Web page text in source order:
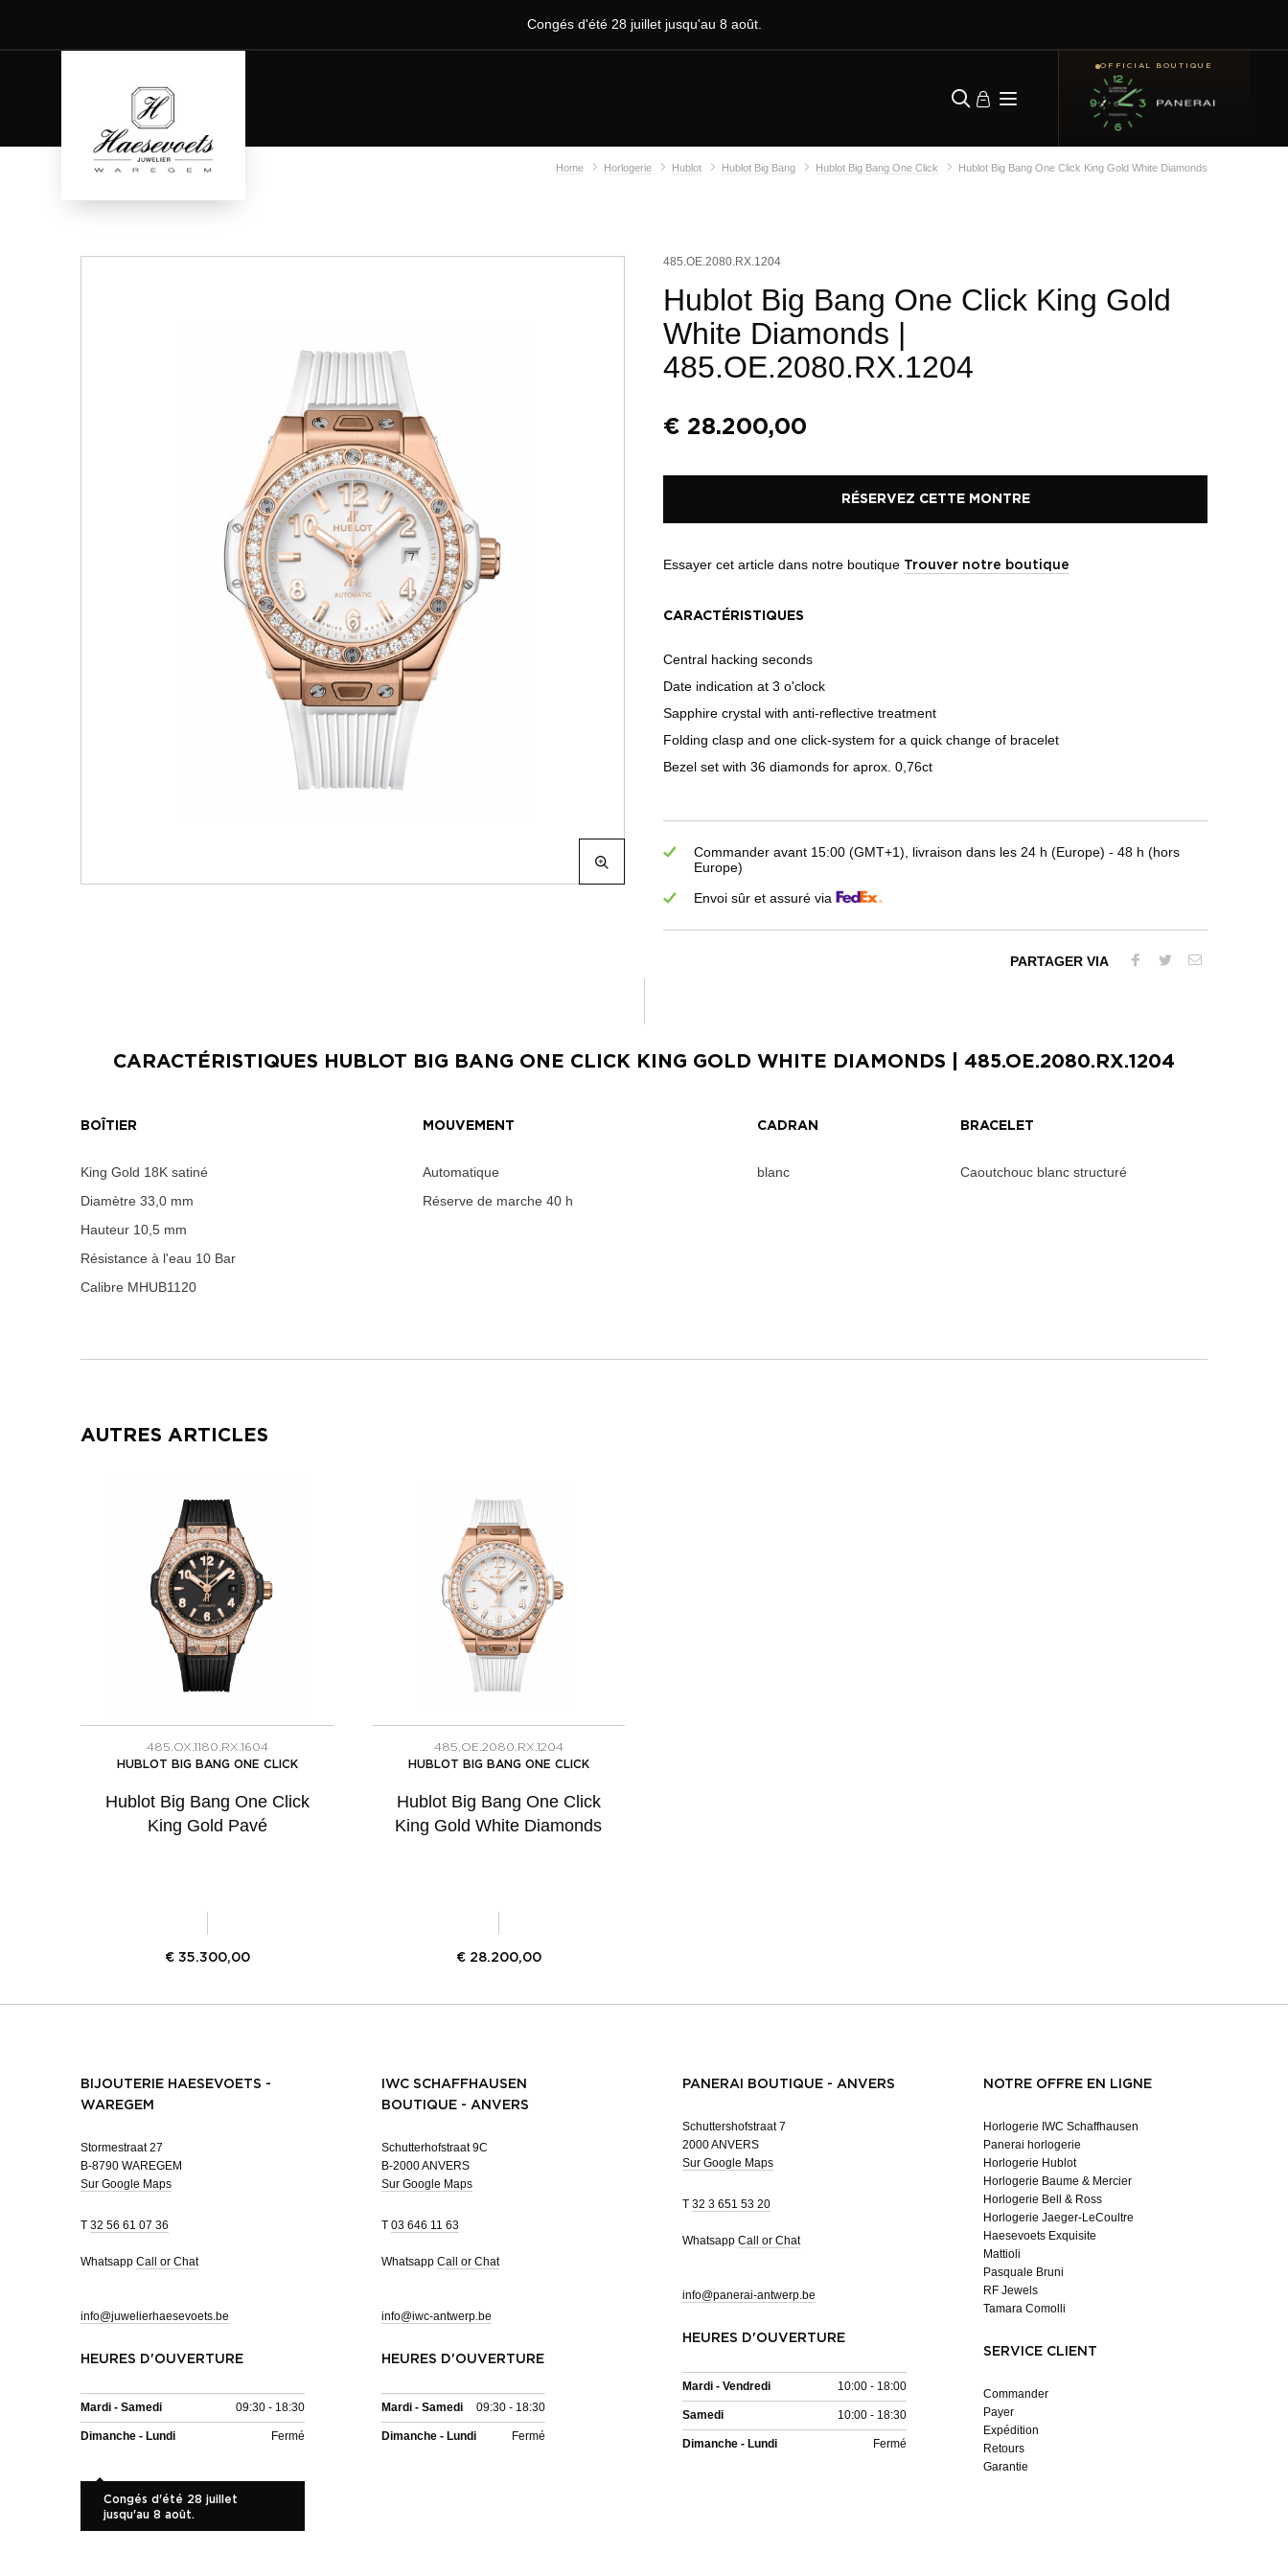
Congés d'été 28 juillet jusqu'au 8 août.
OFFICIAL BOUTIQUE
Home Horlogerie Hublot Hublot Big Bang Hublot Big Bang One Click Hublot Big Bang One Click King Gold White Diamonds
485.OE.2080.RX.1204
Hublot Big Bang One Click King Gold
White Diamonds |
485.OE.2080.RX.1204
€ 28.200,00
RÉSERVEZ CETTE MONTRE
Essayer cet article dans notre boutique Trouver notre boutique
CARACTÉRISTIQUES
Central hacking seconds
Date indication at 3 o'clock
Sapphire crystal with anti-reflective treatment
Folding clasp and one click-system for a quick change of bracelet
Bezel set with 36 diamonds for aprox. 0,76ct
Commander avant 15:00 (GMT+1), livraison dans les 24 h (Europe) - 48 h (hors
Europe)
Envoi sûr et assuré via
PARTAGER VIA
CARACTÉRISTIQUES HUBLOT BIG BANG ONE CLICK KING GOLD WHITE DIAMONDS | 485.OE.2080.RX.1204
BOÎTIER
King Gold 18K satiné
Diamètre 33,0 mm
Hauteur 10,5 mm
Résistance à l'eau 10 Bar
Calibre MHUB1120
MOUVEMENT
Automatique
Réserve de marche 40 h
CADRAN
blanc
BRACELET
Caoutchouc blanc structuré
AUTRES ARTICLES
485.OX.1180.RX.1604
HUBLOT BIG BANG ONE CLICK
Hublot Big Bang One Click
King Gold Pavé
€ 35.300,00
485.OE.2080.RX.1204
HUBLOT BIG BANG ONE CLICK
Hublot Big Bang One Click
King Gold White Diamonds
€ 28.200,00
BIJOUTERIE HAESEVOETS -
WAREGEM
Stormestraat 27
B-8790 WAREGEM
Sur Google Maps
T 32 56 61 07 36
Whatsapp Call or Chat
info@juwelierhaesevoets.be
HEURES D'OUVERTURE
Mardi - Samedi 09:30 - 18:30
Dimanche - Lundi Fermé
Congés d'été 28 juillet
jusqu'au 8 août.
IWC SCHAFFHAUSEN
BOUTIQUE - ANVERS
Schutterhofstraat 9C
B-2000 ANVERS
Sur Google Maps
T 03 646 11 63
Whatsapp Call or Chat
info@iwc-antwerp.be
HEURES D'OUVERTURE
Mardi - Samedi 09:30 - 18:30
Dimanche - Lundi Fermé
PANERAI BOUTIQUE - ANVERS
Schuttershofstraat 7
2000 ANVERS
Sur Google Maps
T 32 3 651 53 20
Whatsapp Call or Chat
info@panerai-antwerp.be
HEURES D'OUVERTURE
Mardi - Vendredi 10:00 - 18:00
Samedi 10:00 - 18:30
Dimanche - Lundi Fermé
NOTRE OFFRE EN LIGNE
Horlogerie IWC Schaffhausen
Panerai horlogerie
Horlogerie Hublot
Horlogerie Baume & Mercier
Horlogerie Bell & Ross
Horlogerie Jaeger-LeCoultre
Haesevoets Exquisite
Mattioli
Pasquale Bruni
RF Jewels
Tamara Comolli
SERVICE CLIENT
Commander
Payer
Expédition
Retours
Garantie